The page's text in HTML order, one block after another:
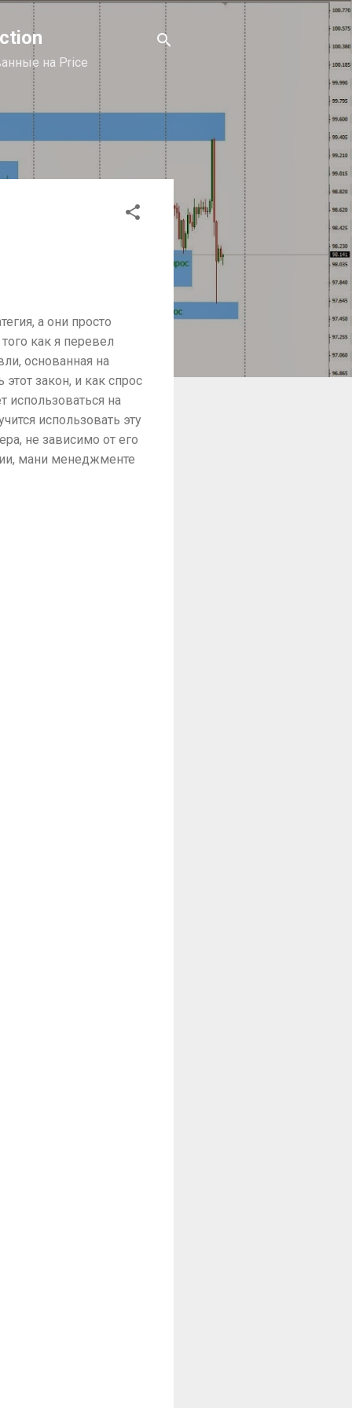
на Price
а они просто
как я перевел
основанная на
закон, и как спрос
использоваться на
использовать эту
не зависимо от его
мани менеджменте